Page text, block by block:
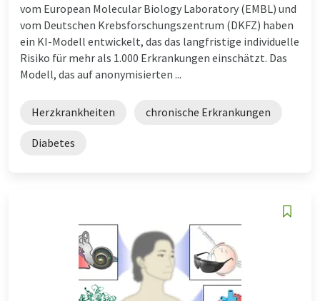
vom European Molecular Biology Laboratory (EMBL) und
vom Deutschen Krebsforschungszentrum (DKFZ) haben
ein KI-Modell entwickelt, das das langfristige individuelle
Risiko für mehr als 1.000 Erkrankungen einschätzt. Das
Modell, das auf anonymisierten ...
Herzkrankheiten chronische Erkrankungen
Diabetes